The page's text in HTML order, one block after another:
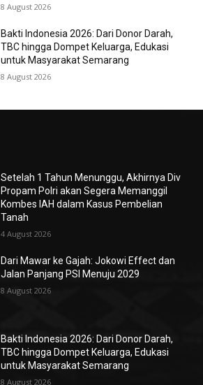
8 August 2026
Bakti Indonesia 2026: Dari Donor Darah,
TBC hingga Dompet Keluarga, Edukasi
untuk Masyarakat Semarang
8 August 2026
Setelah 1 Tahun Menunggu, Akhirnya Div
Propam Polri akan Segera Memanggil
Kombes IAH dalam Kasus Pembelian
Tanah
4 August 2026
Dari Mawar ke Gajah: Jokowi Effect dan
Jalan Panjang PSI Menuju 2029
8 August 2026
Bakti Indonesia 2026: Dari Donor Darah,
TBC hingga Dompet Keluarga, Edukasi
untuk Masyarakat Semarang
8 August 2026